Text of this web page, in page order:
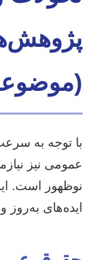
با توجه به
عمومی نیز
نوظهور است.
ایده‌های به‌روز